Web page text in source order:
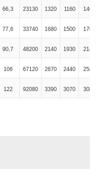
66,3 23130 1320 1160 146
77,6 33740 1680 1500 176
90,7 48200 2140 1930 214
106 67120 2670 2440 254
122 92080 3390 3070 308